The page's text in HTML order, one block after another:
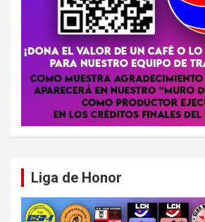
Liga de Honor